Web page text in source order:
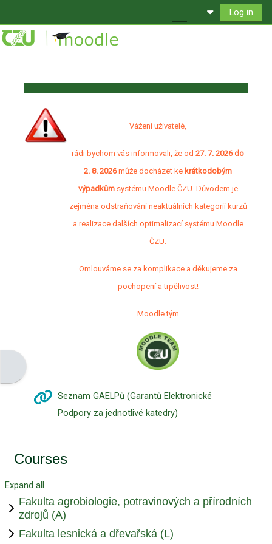
Side panel
Toggle search input
Log in
Vážení uživatelé,
rádi bychom vás informovali, že od 27. 7. 2026 do
2. 8. 2026může docházet ke krátkodobým
výpadkůmsystému Moodle ČZU. Důvodem je
zejména odstraňování neaktuálních kategorií kurzů
a realizace dalších optimalizací systému Moodle
ČZU.
Omlouváme se za komplikace a děkujeme za
pochopení a trpělivost!
Moodle tým
Seznam GAELPů (Garantů Elektronické
Podpory za jednotlivé katedry)
Courses
Expand all
Fakulta agrobiologie, potravinových a přírodních
zdrojů (A)
Fakulta lesnická a dřevařská (L)